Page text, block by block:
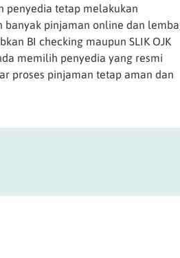
penyedia tetap melakukan
banyak pinjaman online dan
BI checking maupun SLIK OJK
memilih penyedia yang resmi
proses pinjaman tetap aman dan